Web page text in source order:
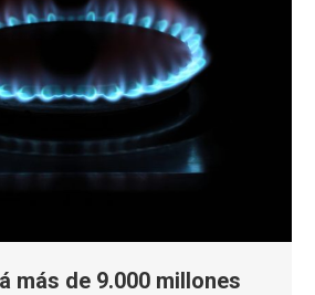
más de 9.000 millones